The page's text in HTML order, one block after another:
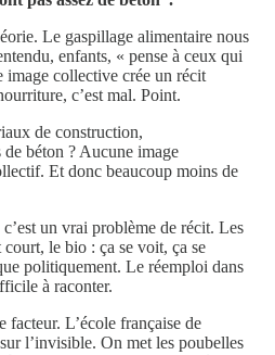
Le gaspillage alimentaire nous
enfants, « pense à ceux qui
image collective crée un récit
c’est mal. Point.
de construction,
de béton ? Aucune image
Et donc beaucoup moins de
un vrai problème de récit. Les
le bio : ça se voit, ça se
politiquement. Le réemploi dans
à raconter.
facteur. L’école française de
l’invisible. On met les poubelles